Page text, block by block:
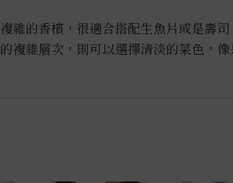
雜的香檳，很適合搭配生魚片或是壽
複雜層次，則可以選擇清淡的菜色，